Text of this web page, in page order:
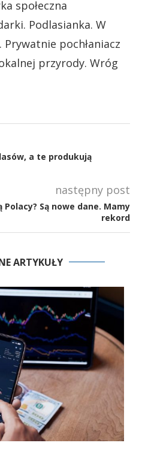
społeczna
Podlasianka. W
pochłaniacz
przyrody. Wróg
a te produkują
następny post
Polacy? Są nowe dane. Mamy
rekord
ARTYKUŁY